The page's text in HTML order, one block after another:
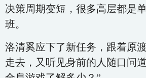
决策周期变短，很多高层都是
班。
洛清奚应下了新任务，跟着原
走去，又听见身前的人随口问